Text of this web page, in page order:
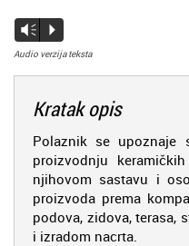
Vm
P
Audio verzija teksta
Kratak opis
Polaznik se upoznaje
proizvodnju
njihovom sastavu i
proizvoda prema
podova, zidova, terasa,
i izradom nacrta.